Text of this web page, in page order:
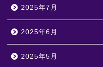
2025年7月
2025年6月
2025年5月